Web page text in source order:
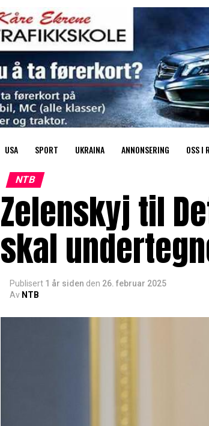
USA SPORT UKRAINA ANNONSERING OSS I
NTB
Zelenskyj til
skal
Publisert 1 år siden den 26. februar 2025
Av NTB